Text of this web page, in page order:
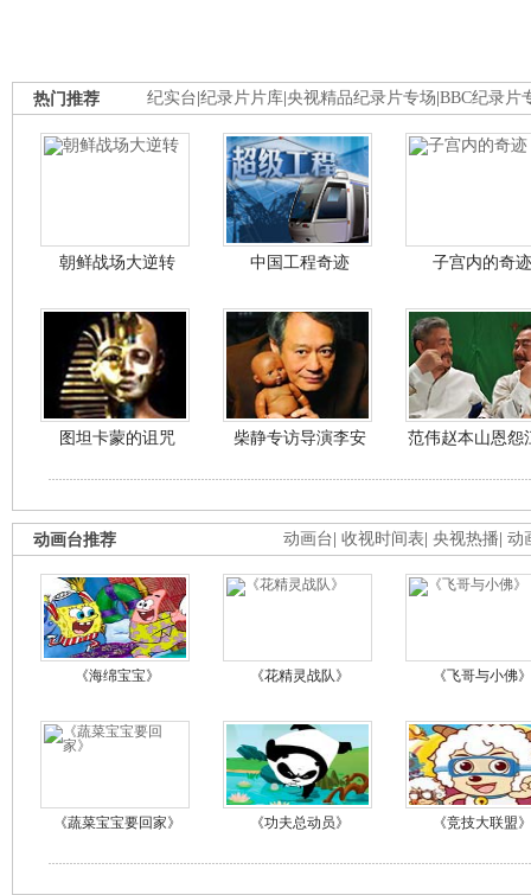
纪实台 纪录片片库 央视精品纪录片专场 BBC纪录片
热门推荐
朝鲜战场大逆转 中国工程奇迹 子宫内的奇迹
图坦卡蒙的诅咒 柴静专访导演李安 范伟赵本山恩怨
动画台 收视时间表 央视热播 动
动画台推荐
《海绵宝宝》 《花精灵战队》 《飞哥与小佛》
《蔬菜宝宝要回家》 《功夫总动员》 《竞技大联盟》